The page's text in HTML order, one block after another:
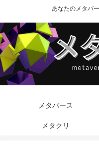
あなたのメタバ
メタバース
メタクリ